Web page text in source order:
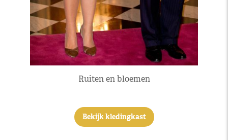
Ruiten en bloemen
Bekijk kledingkast